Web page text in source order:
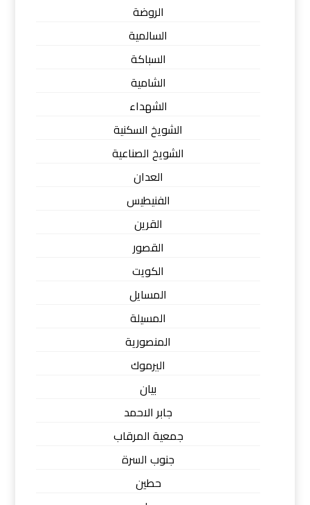
الروضة
السالمية
السباكة
الشامية
الشهداء
الشويخ السكنية
الشويخ الصناعية
العدان
الفنيطيس
القرين
القصور
الكويت
المسايل
المسيلة
المنصورية
اليرموك
بيان
جابر الاحمد
جمعية المرقاب
جنوب السرة
حطين